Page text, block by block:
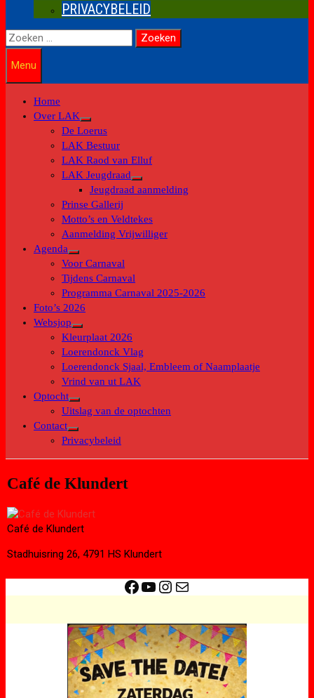
PRIVACYBELEID
Zoeken
naar:
Menu
Home
Over LAK
Toon
submenu
De Loerus
LAK Bestuur
LAK Raod van Elluf
LAK Jeugdraad
Toon
Jeugdraad aanmelding
Prinse Gallerij
Motto’s en Veldtekes
Aanmelding Vrijwilliger
Agenda
Toon
submenu
Voor Carnaval
Tijdens Carnaval
Programma Carnaval 2025-2026
Foto’s 2026
Websjop
Toon
submenu
Kleurplaat 2026
Loerendonck Vlag
Loerendonck Sjaal, Embleem of Naamplaatje
Vrind van ut LAK
Optocht
Toon
submenu
Uitslag van de optochten
Contact
Toon
submenu
Privacybeleid
Café de Klundert
Café de Klundert
Stadhuisring 26, 4791 HS Klundert
Facebook
YouTube
Instagram
E-mail